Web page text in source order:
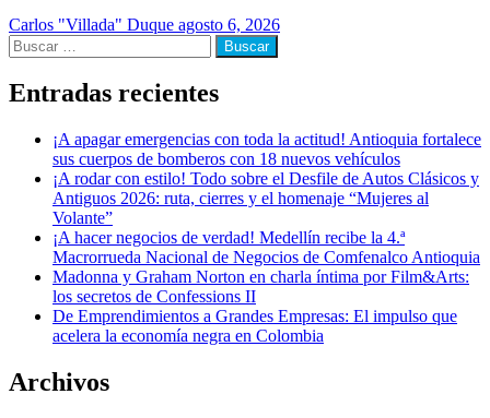
Carlos "Villada" Duque agosto 6, 2026
Buscar:
Entradas recientes
¡A apagar emergencias con toda la actitud! Antioquia fortalece
sus cuerpos de bomberos con 18 nuevos vehículos
¡A rodar con estilo! Todo sobre el Desfile de Autos Clásicos y
Antiguos 2026: ruta, cierres y el homenaje “Mujeres al
Volante”
¡A hacer negocios de verdad! Medellín recibe la 4.ª
Macrorrueda Nacional de Negocios de Comfenalco Antioquia
Madonna y Graham Norton en charla íntima por Film&Arts:
los secretos de Confessions II
De Emprendimientos a Grandes Empresas: El impulso que
acelera la economía negra en Colombia
Archivos